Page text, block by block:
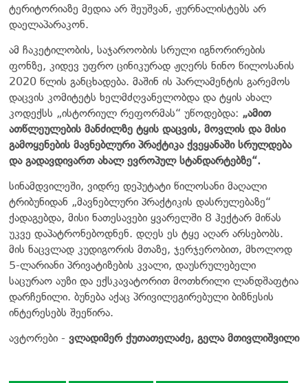
ტერიტორიაზე მედია არ შეუშვან, ჟურნალისტებს არ
დაელაპარაკონ.
ამ ჩაკეტილობის, საჯაროობის სრული იგნორირების
ფონზე, კიდევ უფრო ცინიკურად ჟღერს ნინო წილოსანის
2020 წლის განცხადება. მაშინ ის პარლამენტის გარემოს
დაცვის კომიტეტს ხელმძღვანელობდა და ტყის ახალ
კოდექსს „ისტორიულ რეფორმას“ უწოდებდა: „ამით
ათწლეულების მანძილზე ტყის დაცვის, მოვლის და მისი
გამოყენების მავნებლური პრაქტიკა ქვეყანაში სრულდება
და გადავდივართ ახალ ევროპულ სტანდარტებზე“.
სინამდვილეში, ვიდრე დეპუტატი წილოსანი მაღალი
ტრიბუნიდან „მავნებლური პრაქტიკის დასრულებაზე“
ქადაგებდა, მისი ნათესავები ყვარელში 8 ჰექტარ მიწას
უკვე დაპატრონებოდნენ. დღეს ეს ტყე აღარ არსებობს.
მის ნაცვლად კუდიგორის მთაზე, ჯერჯერობით, მხოლოდ
5-ლარიანი პრივატიზების კვალი, დაუსრულებელი
საცურაო აუზი და ექსკავატორით მოთხრილი ლანდშაფტია
დარჩენილი. ბუნება აქაც პრივილეგირებული ბიზნესის
ინტერესებს შეეწირა.
ავტორები - ვლადიმერ ქუთათელაძე, გელა მთივლიშვილი